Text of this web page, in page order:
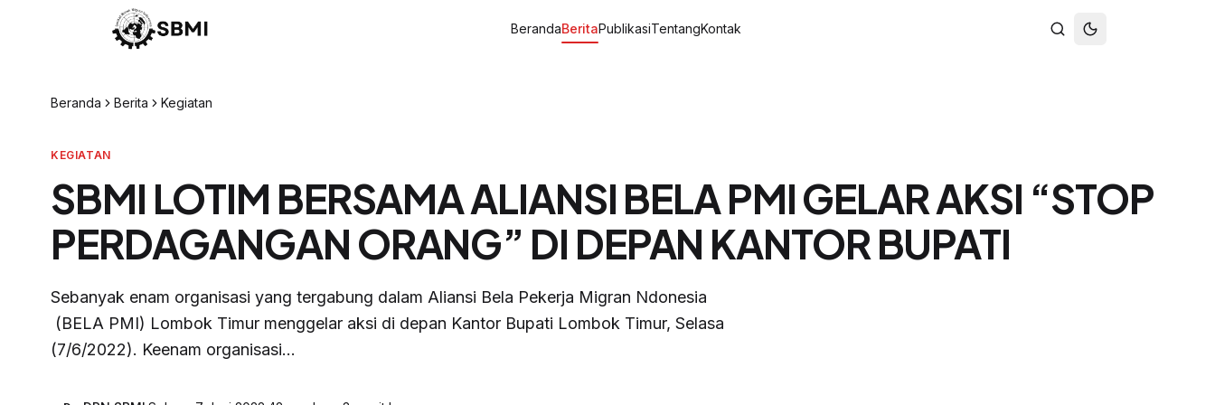
BerandaBeritaPublikasiTentangKontak
Beranda Berita Kegiatan
KEGIATAN
SBMI LOTIM BERSAMA ALIANSI BELA PMI GELAR AKSI “STOP
PERDAGANGAN ORANG” DI DEPAN KANTOR BUPATI
Sebanyak enam organisasi yang tergabung dalam Aliansi Bela Pekerja Migran Ndonesia
(BELA PMI) Lombok Timur menggelar aksi di depan Kantor Bupati Lombok Timur, Selasa
(7/6/2022). Keenam organisasi...